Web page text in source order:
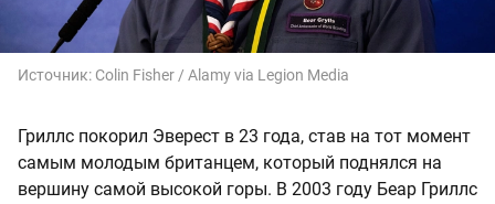
Источник: Colin Fisher / Alamy via Legion Media
Гриллс покорил Эверест в 23 года, став на тот момент
самым молодым британцем, который поднялся на
вершину самой высокой горы. В 2003 году Беар Гриллс